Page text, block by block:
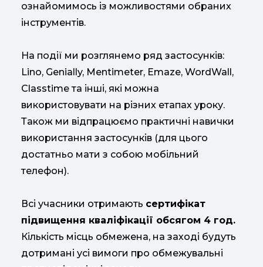
ознайомимось із можливостями обраних
інструментів.
На події ми розглянемо ряд застосунків:
Lino, Genially, Mentimeter, Emaze, WordWall,
Classtime та інші, які можна
використовувати на різних етапах уроку.
Також ми відпрацюємо практичні навички
використання застосунків (для цього
достатньо мати з собою мобільний
телефон).
Всі учасники отримають сертифікат
підвищення кваліфікації обсягом 4 год.
Кількість місць обмежена, на заході будуть
дотримані усі вимоги про обмежувальні